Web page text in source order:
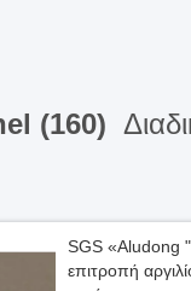
(160)
SGS «Aludong
επιτροπή